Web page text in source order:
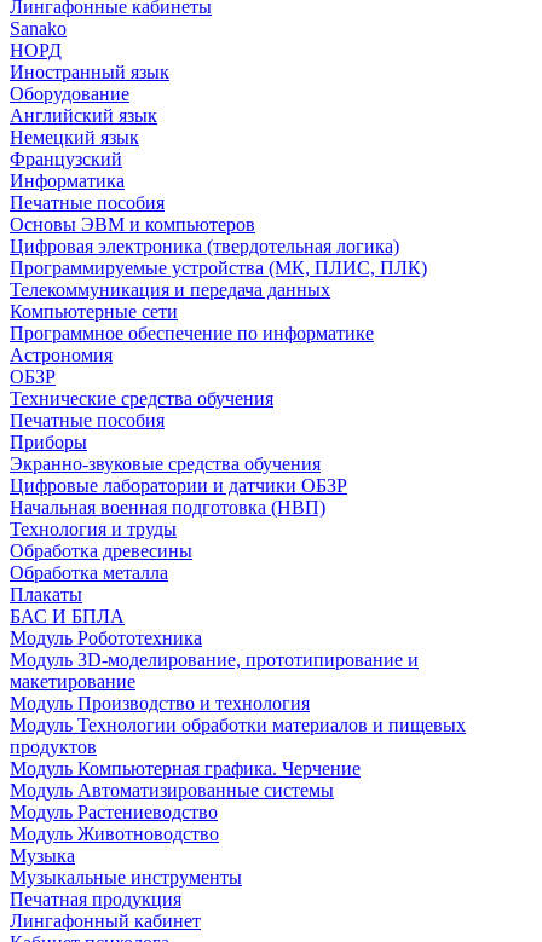
Лингафонные кабинеты
Sanako
НОРД
Иностранный язык
Оборудование
Английский язык
Немецкий язык
Французский
Информатика
Печатные пособия
Основы ЭВМ и компьютеров
Цифровая электроника (твердотельная логика)
Программируемые устройства (МК, ПЛИС, ПЛК)
Телекоммуникация и передача данных
Компьютерные сети
Программное обеспечение по информатике
Астрономия
ОБЗР
Технические средства обучения
Печатные пособия
Приборы
Экранно-звуковые средства обучения
Цифровые лаборатории и датчики ОБЗР
Начальная военная подготовка (НВП)
Технология и труды
Обработка древесины
Обработка металла
Плакаты
БАС И БПЛА
Модуль Робототехника
Модуль 3D-моделирование, прототипирование и
макетирование
Модуль Производство и технология
Модуль Технологии обработки материалов и пищевых
продуктов
Модуль Компьютерная графика. Черчение
Модуль Автоматизированные системы
Модуль Растениеводство
Модуль Животноводство
Музыка
Музыкальные инструменты
Печатная продукция
Лингафонный кабинет